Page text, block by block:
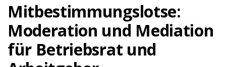
Mitbestimmungslotse:
Moderation und Mediation
für Betriebsrat und